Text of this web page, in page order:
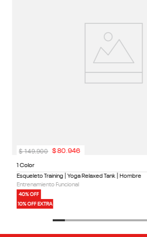
1 Color
Esqueleto Training | Yoga Relaxed Tank | Hombre
Entrenamiento Funcional
40% OFF
10% OFF EXTRA
$ 149.900 $80.946